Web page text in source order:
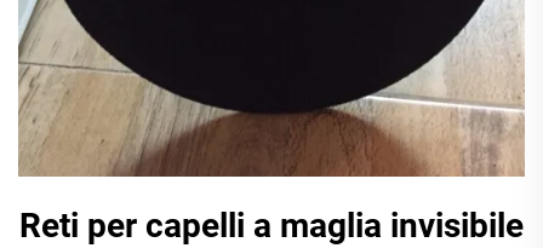
Reti per capelli a maglia invisibile